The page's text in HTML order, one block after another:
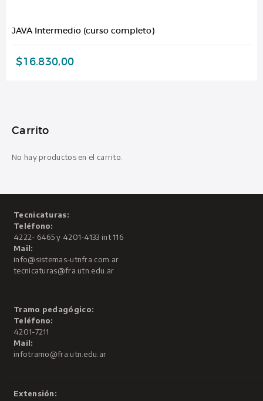
JAVA Intermedio (curso completo)
$16.830,00
Carrito
No hay productos en el carrito.
Tecnicaturas:
Teléfono:
4222- 6465 y 4201-4133 int 116
Mail:
info@sistemas-utnfra.com.ar
tecnicaturas@fra.utn.edu.ar
Tramo pedagógico:
Teléfono:
4201-7211
Mail:
infotramo@fra.utn.edu.ar
Extensión: